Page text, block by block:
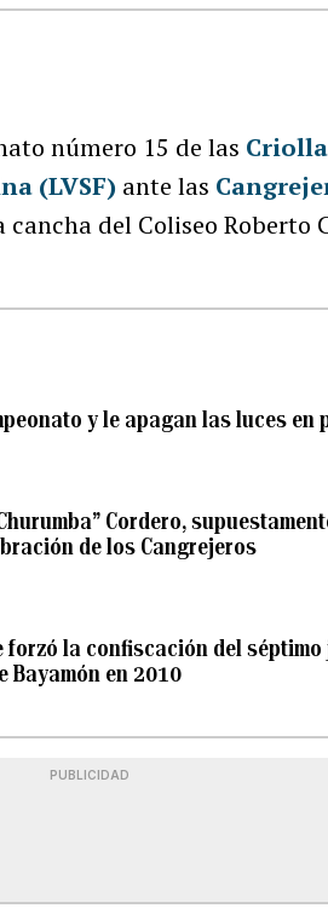
número 15 de las
(LVSF) ante las
del Coliseo Roberto
y le apagan las luces en
Cordero,
de los Cangrejeros
forzó la confiscación del
en 2010
PUBLICIDAD